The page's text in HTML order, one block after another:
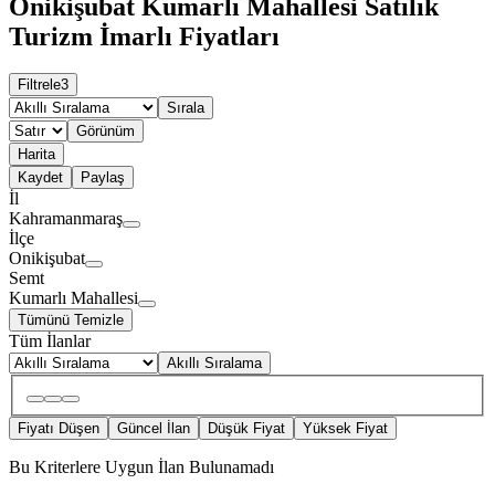
Onikişubat Kumarlı Mahallesi Satılık
Turizm İmarlı Fiyatları
Filtrele3
Sırala
Görünüm
Harita
Kaydet
Paylaş
İl
Kahramanmaraş
İlçe
Onikişubat
Semt
Kumarlı Mahallesi
Tümünü Temizle
Tüm İlanlar
Akıllı Sıralama
Fiyatı Düşen Güncel İlan Düşük Fiyat Yüksek Fiyat
Bu Kriterlere Uygun İlan Bulunamadı